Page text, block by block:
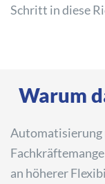
Schritt in diese
Warum
Automatisierung
an höherer